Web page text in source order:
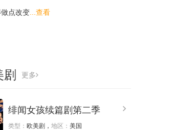
点改变 ...查看
更多
绯闻女孩续篇剧第二季
类型： 欧美剧， 地区： 美国